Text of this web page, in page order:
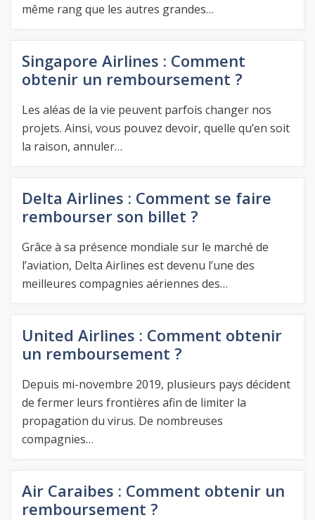
même rang que les autres grandes…
Singapore Airlines : Comment
obtenir un remboursement ?
Les aléas de la vie peuvent parfois changer nos
projets. Ainsi, vous pouvez devoir, quelle qu’en soit
la raison, annuler…
Delta Airlines : Comment se faire
rembourser son billet ?
Grâce à sa présence mondiale sur le marché de
l’aviation, Delta Airlines est devenu l’une des
meilleures compagnies aériennes des…
United Airlines : Comment obtenir
un remboursement ?
Depuis mi-novembre 2019, plusieurs pays décident
de fermer leurs frontières afin de limiter la
propagation du virus. De nombreuses
compagnies…
Air Caraibes : Comment obtenir un
remboursement ?